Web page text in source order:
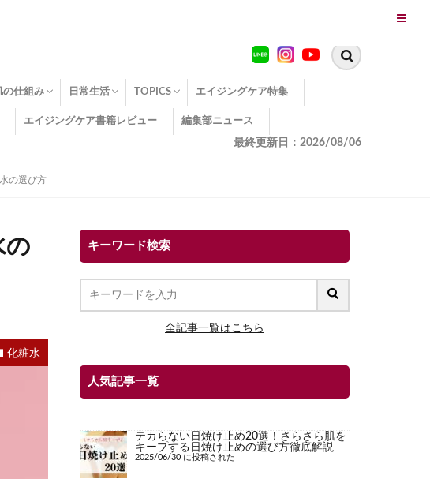
の仕組み
ジング
ンオーバー
織
常在菌
ホルモン
日常生活
糖化
便秘
TOPICS
エイジングケア TOPICS
コラーゲンサプリの効果
エイジングケアクイズ
季節別のエイジングケア
幸福とエイジングケア
温活でアンチエイジング
イオン導入
エイジングケア3つのポイント
エイジングケアセミナー
エイジングケアトピックス
動画でみるエイジングケア
エイジングケア特集
エイジングケア書籍レビュー 編集部ニュース
最終更新日：2026/08/06
の選び方
の
化粧水
キーワード検索
全記事一覧はこちら
人気記事一覧
テカらない日焼け止め20選！さらさら肌を
キープする日焼け止めの選び方徹底解説
2025/06/30 に投稿された